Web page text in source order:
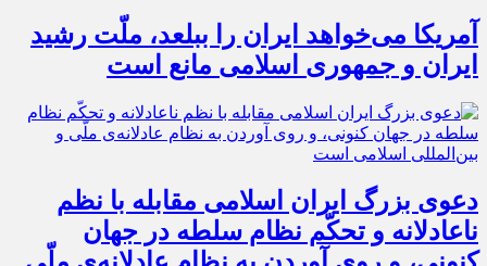
آمریکا می‌خواهد ایران را ببلعد، ملّت رشید
ایران و جمهوری اسلامی مانع است
دعوی بزرگ ایران اسلامی مقابله با نظم
ناعادلانه و تحکّم نظام سلطه در جهان